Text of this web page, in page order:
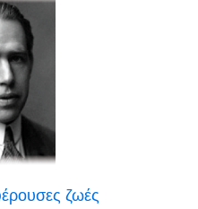
ζωές